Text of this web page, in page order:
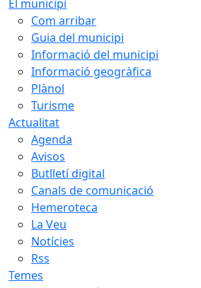
El municipi
Com arribar
Guia del municipi
Informació del municipi
Informació geogràfica
Plànol
Turisme
Actualitat
Agenda
Avisos
Butlletí digital
Canals de comunicació
Hemeroteca
La Veu
Notícies
Rss
Temes